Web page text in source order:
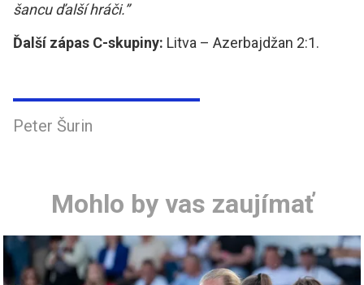
šancu ďalší hráči.”
Ďalší zápas C-skupiny: Litva – Azerbajdžan 2:1.
Peter Šurin
Mohlo by vas zaujímať